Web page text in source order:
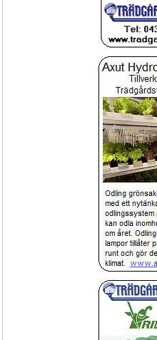
Vakuumförpackare
Vacuumpack Ace automatisk
Erbjudande
Spruta FOX Mobil batteridriven spruta
för proffs 18liter 4bar
Lättskött servicespruta med ett
ergonomiskt greppvänligt handtag.
Exponering!